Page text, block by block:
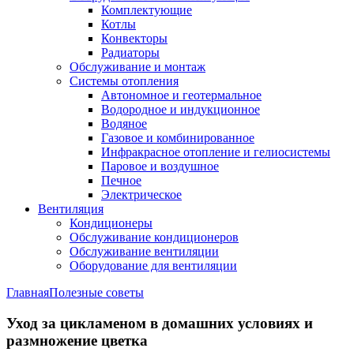
Комплектующие
Котлы
Конвекторы
Радиаторы
Обслуживание и монтаж
Системы отопления
Автономное и геотермальное
Водородное и индукционное
Водяное
Газовое и комбинированное
Инфракрасное отопление и гелиосистемы
Паровое и воздушное
Печное
Электрическое
Вентиляция
Кондиционеры
Обслуживание кондиционеров
Обслуживание вентиляции
Оборудование для вентиляции
ГлавнаяПолезные советы
Уход за цикламеном в домашних условиях и
размножение цветка